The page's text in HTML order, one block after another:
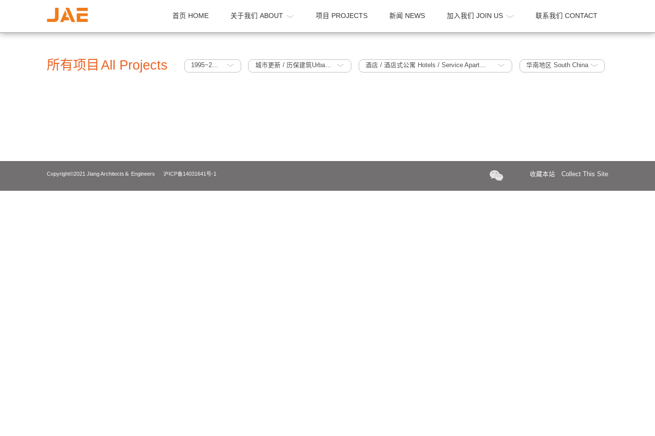
首页 HOME 关于我们 ABOUT 项目 PROJECTS 新闻 NEWS 加入我们 JOIN US 联系我们
所有项目All Projects 1995~2005 城市更新 / 历保建筑Urban Regeneration / Historic Protection Building 酒店 / 酒店式公寓 Hotels / Service Apartment 华南地区 South China
Copyright©2021 Jiang Architects＆ Engineers 沪ICP备14031641号-1